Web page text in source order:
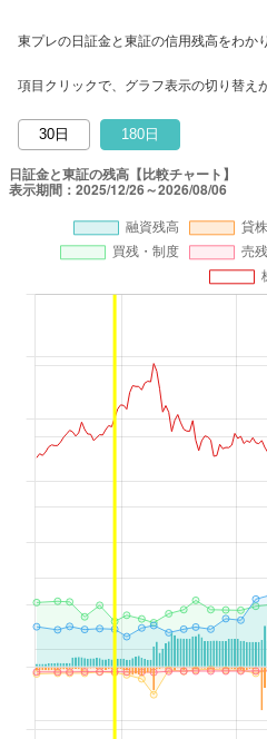
東プレの日証金と東証の信用残高をわか
項目クリックで、グラフ表示の切り替え
30日 180日